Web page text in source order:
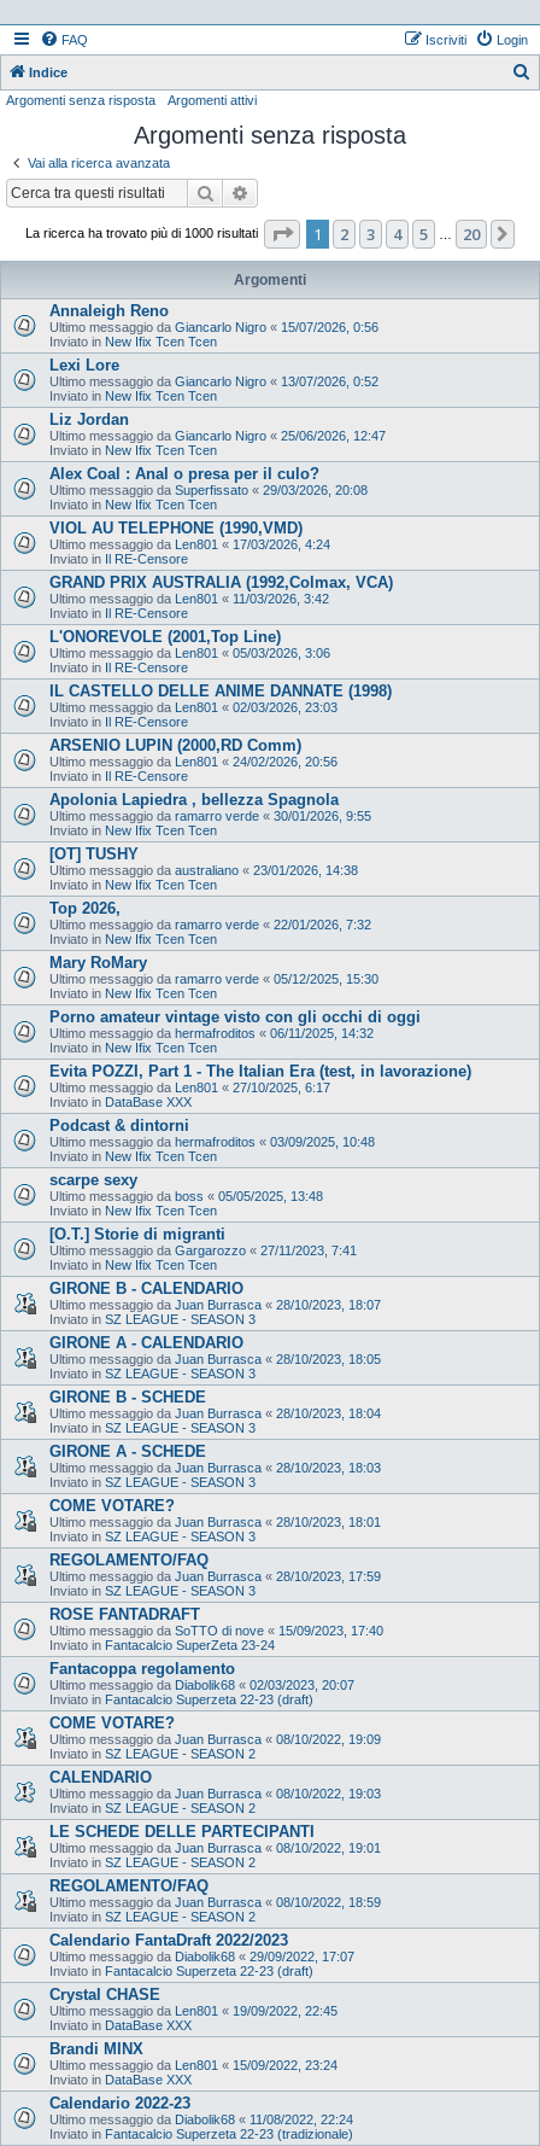
FAQ Login
Iscriviti
Indice
Argomenti senza risposta Argomenti attivi
Argomenti senza risposta
Vai alla ricerca avanzata
Cerca
La ricerca ha trovato più di 1000 risultati Pagina di 20
1 2 3 4 5 20
Argomenti
Annaleigh Reno
Ultimo messaggio da Giancarlo Nigro « 15/07/2026, 0:56
Inviato in New Ifix Tcen Tcen
Lexi Lore
Ultimo messaggio da Giancarlo Nigro « 13/07/2026, 0:52
Inviato in New Ifix Tcen Tcen
Liz Jordan
Ultimo messaggio da Giancarlo Nigro « 25/06/2026, 12:47
Inviato in New Ifix Tcen Tcen
Alex Coal : Anal o presa per il culo?
Ultimo messaggio da Superfissato « 29/03/2026, 20:08
Inviato in New Ifix Tcen Tcen
VIOL AU TELEPHONE (1990,VMD)
Ultimo messaggio da Len801 « 17/03/2026, 4:24
Inviato in Il RE-Censore
GRAND PRIX AUSTRALIA (1992,Colmax, VCA)
Ultimo messaggio da Len801 « 11/03/2026, 3:42
Inviato in Il RE-Censore
L'ONOREVOLE (2001,Top Line)
Ultimo messaggio da Len801 « 05/03/2026, 3:06
Inviato in Il RE-Censore
IL CASTELLO DELLE ANIME DANNATE (1998)
Ultimo messaggio da Len801 « 02/03/2026, 23:03
Inviato in Il RE-Censore
ARSENIO LUPIN (2000,RD Comm)
Ultimo messaggio da Len801 « 24/02/2026, 20:56
Inviato in Il RE-Censore
Apolonia Lapiedra , bellezza Spagnola
Ultimo messaggio da ramarro verde « 30/01/2026, 9:55
Inviato in New Ifix Tcen Tcen
[OT] TUSHY
Ultimo messaggio da australiano « 23/01/2026, 14:38
Inviato in New Ifix Tcen Tcen
Top 2026,
Ultimo messaggio da ramarro verde « 22/01/2026, 7:32
Inviato in New Ifix Tcen Tcen
Mary RoMary
Ultimo messaggio da ramarro verde « 05/12/2025, 15:30
Inviato in New Ifix Tcen Tcen
Porno amateur vintage visto con gli occhi di oggi
Ultimo messaggio da hermafroditos « 06/11/2025, 14:32
Inviato in New Ifix Tcen Tcen
Evita POZZI, Part 1 - The Italian Era (test, in lavorazione)
Ultimo messaggio da Len801 « 27/10/2025, 6:17
Inviato in DataBase XXX
Podcast & dintorni
Ultimo messaggio da hermafroditos « 03/09/2025, 10:48
Inviato in New Ifix Tcen Tcen
scarpe sexy
Ultimo messaggio da boss « 05/05/2025, 13:48
Inviato in New Ifix Tcen Tcen
[O.T.] Storie di migranti
Ultimo messaggio da Gargarozzo « 27/11/2023, 7:41
Inviato in New Ifix Tcen Tcen
GIRONE B - CALENDARIO
Ultimo messaggio da Juan Burrasca « 28/10/2023, 18:07
Inviato in SZ LEAGUE - SEASON 3
GIRONE A - CALENDARIO
Ultimo messaggio da Juan Burrasca « 28/10/2023, 18:05
Inviato in SZ LEAGUE - SEASON 3
GIRONE B - SCHEDE
Ultimo messaggio da Juan Burrasca « 28/10/2023, 18:04
Inviato in SZ LEAGUE - SEASON 3
GIRONE A - SCHEDE
Ultimo messaggio da Juan Burrasca « 28/10/2023, 18:03
Inviato in SZ LEAGUE - SEASON 3
COME VOTARE?
Ultimo messaggio da Juan Burrasca « 28/10/2023, 18:01
Inviato in SZ LEAGUE - SEASON 3
REGOLAMENTO/FAQ
Ultimo messaggio da Juan Burrasca « 28/10/2023, 17:59
Inviato in SZ LEAGUE - SEASON 3
ROSE FANTADRAFT
Ultimo messaggio da SoTTO di nove « 15/09/2023, 17:40
Inviato in Fantacalcio SuperZeta 23-24
Fantacoppa regolamento
Ultimo messaggio da Diabolik68 « 02/03/2023, 20:07
Inviato in Fantacalcio Superzeta 22-23 (draft)
COME VOTARE?
Ultimo messaggio da Juan Burrasca « 08/10/2022, 19:09
Inviato in SZ LEAGUE - SEASON 2
CALENDARIO
Ultimo messaggio da Juan Burrasca « 08/10/2022, 19:03
Inviato in SZ LEAGUE - SEASON 2
LE SCHEDE DELLE PARTECIPANTI
Ultimo messaggio da Juan Burrasca « 08/10/2022, 19:01
Inviato in SZ LEAGUE - SEASON 2
REGOLAMENTO/FAQ
Ultimo messaggio da Juan Burrasca « 08/10/2022, 18:59
Inviato in SZ LEAGUE - SEASON 2
Calendario FantaDraft 2022/2023
Ultimo messaggio da Diabolik68 « 29/09/2022, 17:07
Inviato in Fantacalcio Superzeta 22-23 (draft)
Crystal CHASE
Ultimo messaggio da Len801 « 19/09/2022, 22:45
Inviato in DataBase XXX
Brandi MINX
Ultimo messaggio da Len801 « 15/09/2022, 23:24
Inviato in DataBase XXX
Calendario 2022-23
Ultimo messaggio da Diabolik68 « 11/08/2022, 22:24
Inviato in Fantacalcio Superzeta 22-23 (tradizionale)